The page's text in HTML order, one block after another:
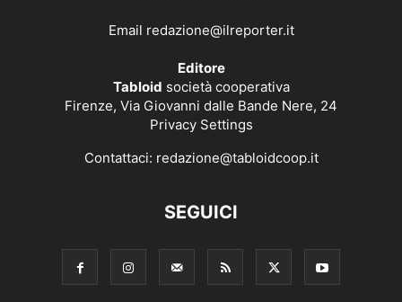
Email redazione@ilreporter.it
Editore
Tabloid società cooperativa
Firenze, Via Giovanni dalle Bande Nere, 24
Privacy Settings
Contattaci: redazione@tabloidcoop.it
SEGUICI